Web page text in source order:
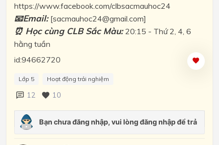
https://www.facebook.com/clbsacmauhoc24
📧Email: [sacmauhoc24@gmail.com]
⏰ Học cùng CLB Sắc Màu: 20:15 - Thứ 2, 4, 6
hằng tuần
id:94662720
Lớp 5 Hoạt động trải nghiệm
12 10